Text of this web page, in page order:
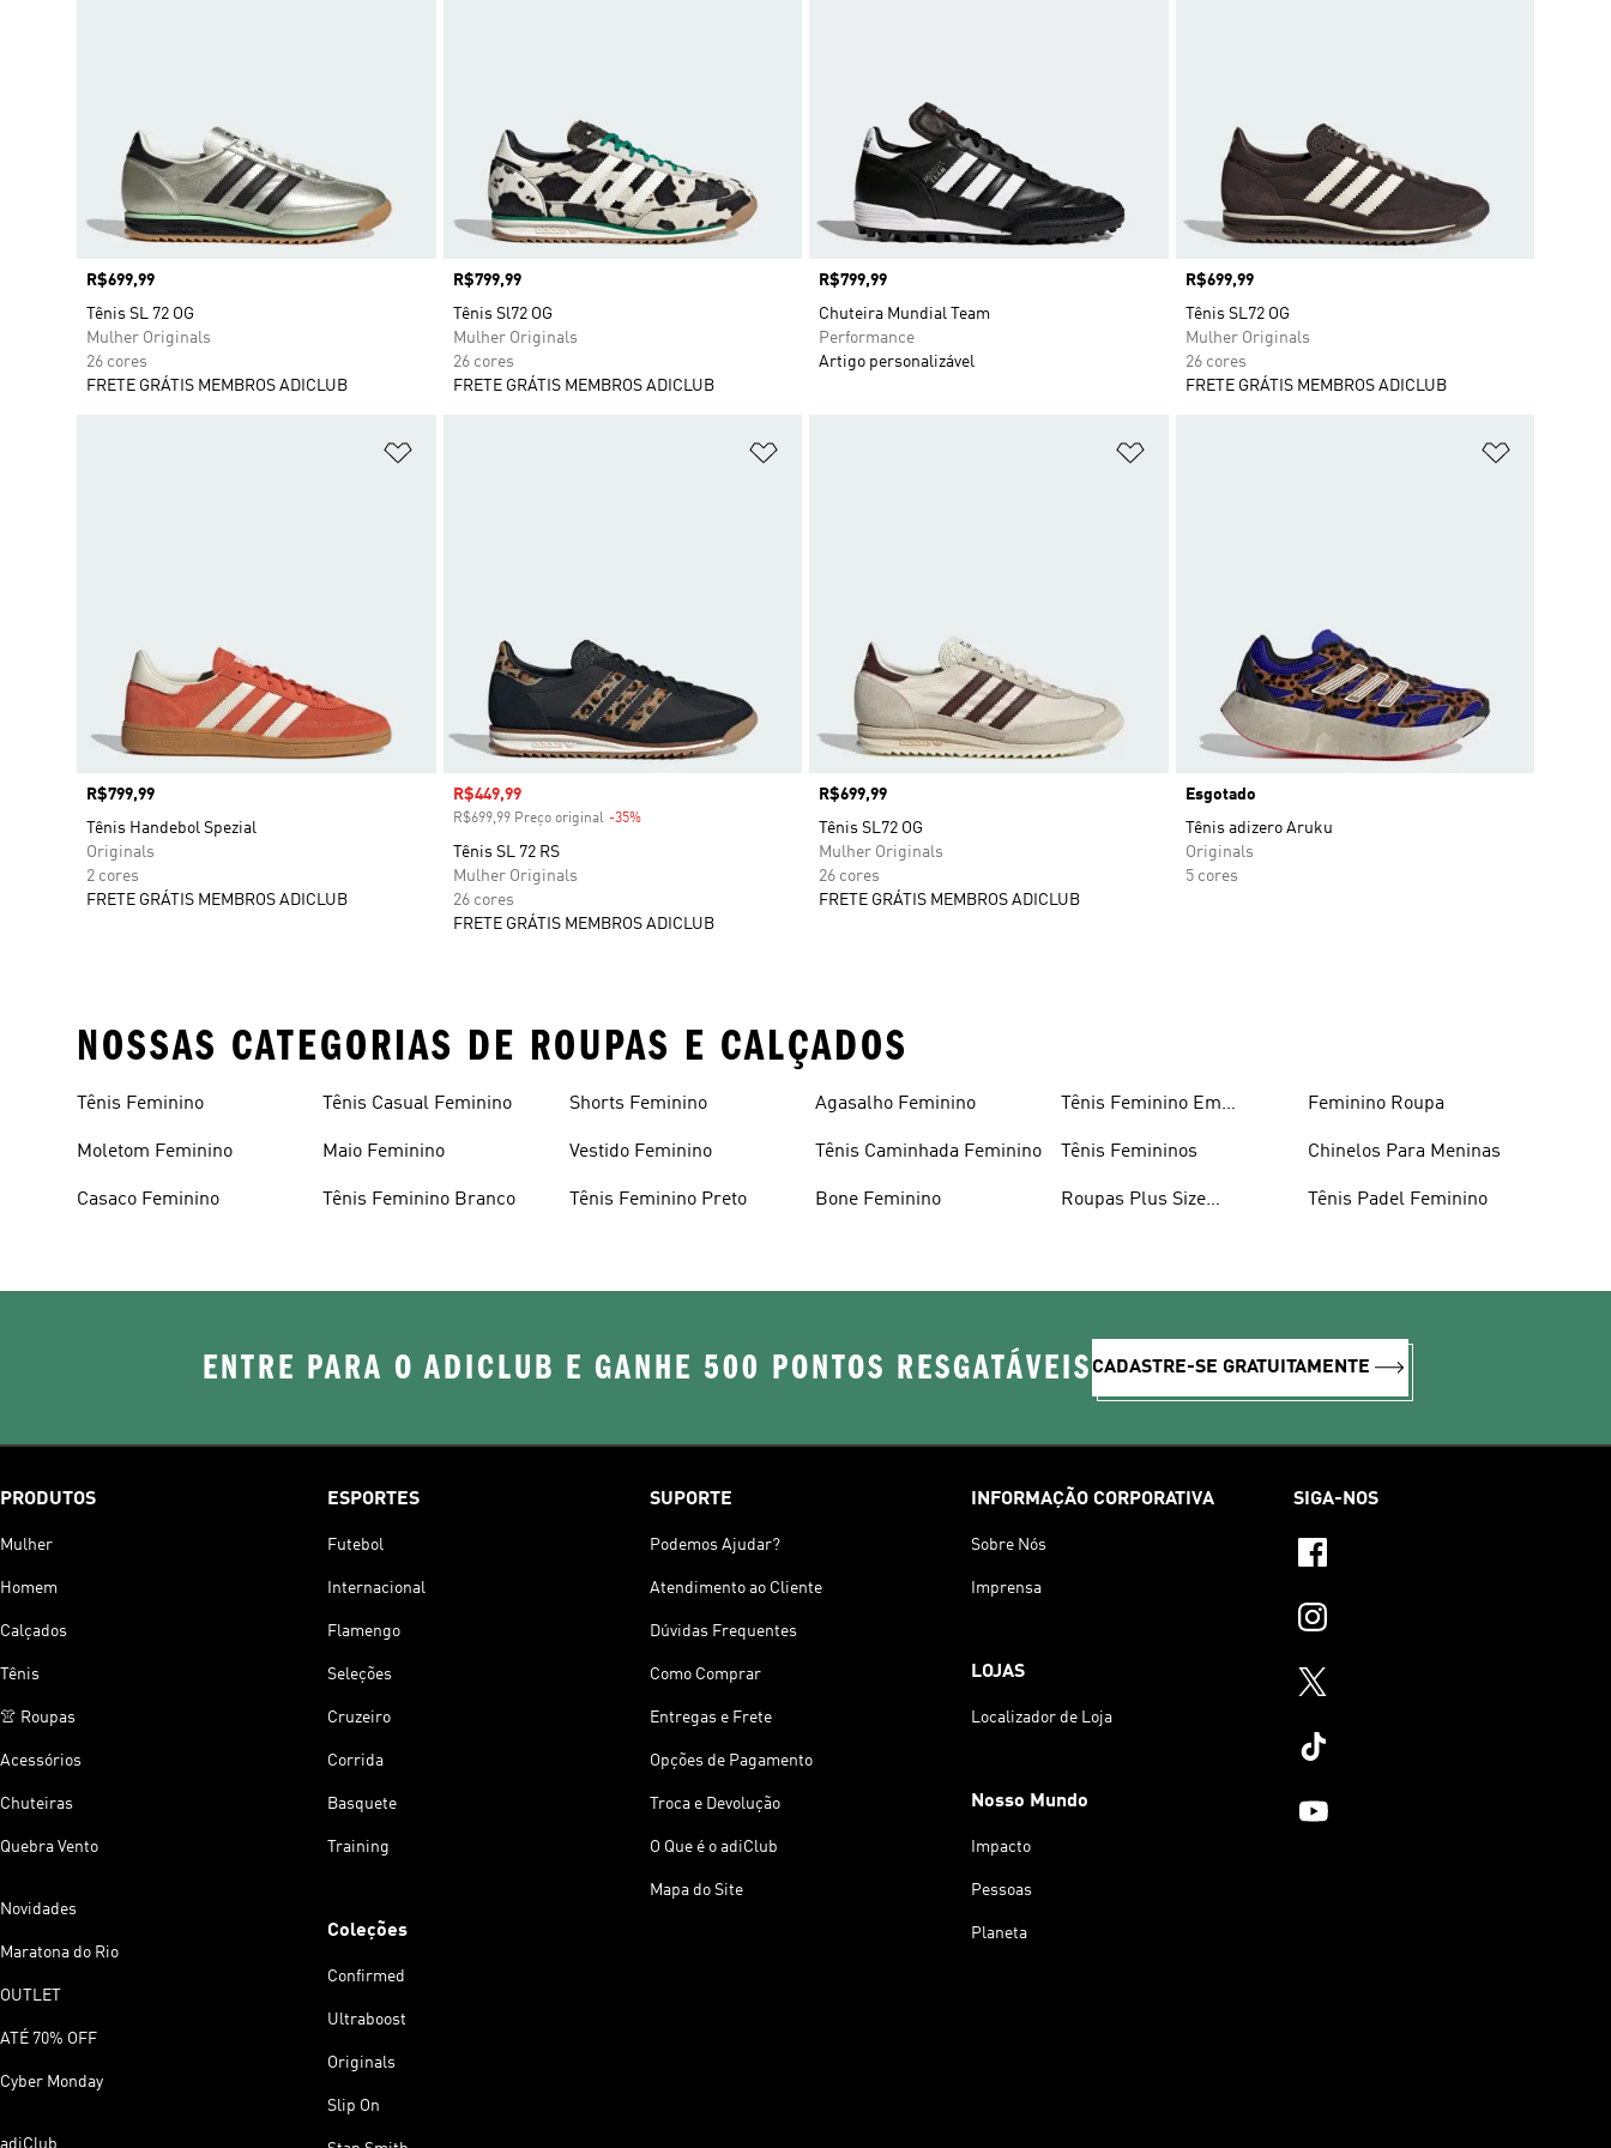
Preço
R$699,99
Tênis SL 72 OG
Mulher Originals
26 cores
FRETE GRÁTIS MEMBROS ADICLUB
Preço
R$799,99
Tênis Sl72 OG
Mulher Originals
26 cores
FRETE GRÁTIS MEMBROS ADICLUB
Preço
R$799,99
Chuteira Mundial Team
Performance
Artigo personalizável
Preço
R$699,99
Tênis SL72 OG
Mulher Originals
26 cores
FRETE GRÁTIS MEMBROS ADICLUB
Preço
R$799,99
Tênis Handebol Spezial
Originals
2 cores
FRETE GRÁTIS MEMBROS ADICLUB
Preço com desconto
R$449,99
R$699,99 Preço original -35%Desconto
Tênis SL 72 RS
Mulher Originals
26 cores
FRETE GRÁTIS MEMBROS ADICLUB
Preço
R$699,99
Tênis SL72 OG
Mulher Originals
26 cores
FRETE GRÁTIS MEMBROS ADICLUB
Esgotado
Tênis adizero Aruku
Originals
5 cores
NOSSAS CATEGORIAS DE ROUPAS E CALÇADOS
Tênis Feminino
Moletom Feminino
Casaco Feminino
Tênis Casual Feminino
Maio Feminino
Tênis Feminino Branco
Shorts Feminino
Vestido Feminino
Tênis Feminino Preto
Agasalho Feminino
Tênis Caminhada Feminino
Bone Feminino
Tênis Feminino Em
Tênis Femininos
Roupas Plus Size
Feminino Roupa
Chinelos Para Meninas
Tênis Padel Feminino
ENTRE PARA O ADICLUB E GANHE 500 PONTOS RESGATÁVEIS CADASTRE-SE GRATUITAMENTE
PRODUTOS
Mulher
Homem
Calçados
Tênis
👚 Roupas
Acessórios
Chuteiras
Quebra Vento
Novidades
Maratona do Rio
OUTLET
ATÉ 70% OFF
Cyber Monday
adiClub
ESPORTES
Futebol
Internacional
Flamengo
Seleções
Cruzeiro
Corrida
Basquete
Training
Coleções
Confirmed
Ultraboost
Originals
Slip On
SUPORTE
Podemos Ajudar?
Atendimento ao Cliente
Dúvidas Frequentes
Como Comprar
Entregas e Frete
Opções de Pagamento
Troca e Devolução
O Que é o adiClub
Mapa do Site
INFORMAÇÃO CORPORATIVA
Sobre Nós
Imprensa
LOJAS
Localizador de Loja
Nosso Mundo
Impacto
Pessoas
Planeta
SIGA-NOS